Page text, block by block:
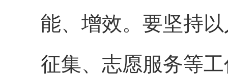
能、增效。要坚持
征集、志愿服务等